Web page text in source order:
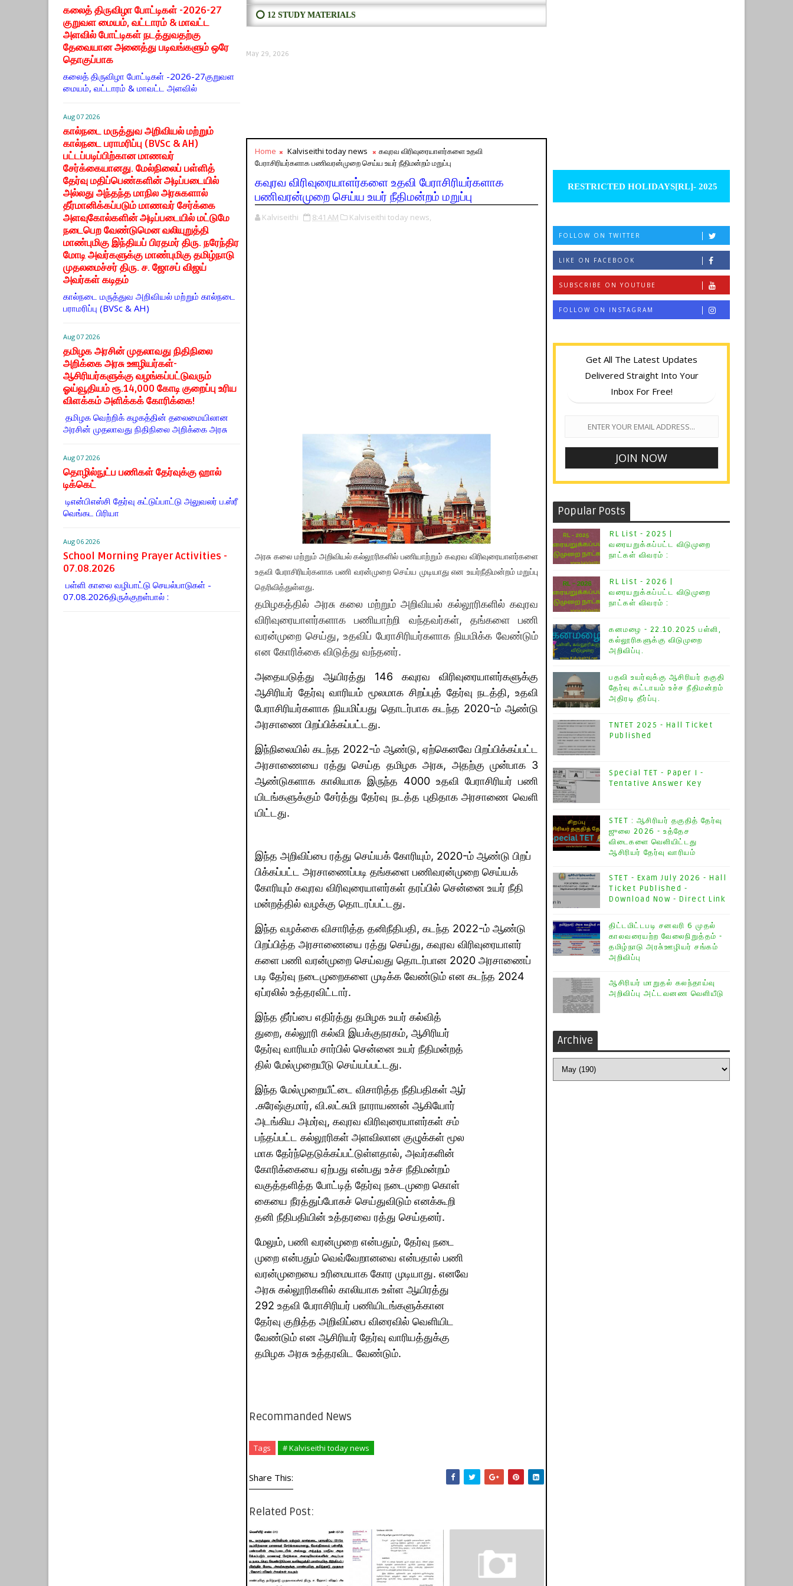
கலைத் திருவிழா போட்டிகள் -2026-27
குறுவள மையம், வட்டாரம் & மாவட்ட
அளவில் போட்டிகள் நடத்துவதற்கு
தேவையான அனைத்து படிவங்களும் ஒரே
தொகுப்பாக
கலைத் திருவிழா போட்டிகள் -2026-27குறுவள
மையம், வட்டாரம் & மாவட்ட அளவில்
Aug 07 2026
கால்நடை மருத்துவ அறிவியல் மற்றும்
கால்நடை பராமரிப்பு (BVSc & AH)
பட்டப்படிப்பிற்கான மாணவர்
சேர்க்கையானது. மேல்நிலைப் பள்ளித்
தேர்வு மதிப்பெண்களின் அடிப்படையில்
அல்லது அந்தந்த மாநில அரசுகளால்
தீர்மானிக்கப்படும் மாணவர் சேர்க்கை
அளவுகோல்களின் அடிப்படையில் மட்டுமே
நடைபெற வேண்டுமென வலியுறுத்தி
மாண்புமிகு இந்தியப் பிரதமர் திரு. நரேந்திர
மோடி அவர்களுக்கு மாண்புமிகு தமிழ்நாடு
முதலமைச்சர் திரு. ச. ஜோசப் விஜய்
அவர்கள் கடிதம்
கால்நடை மருத்துவ அறிவியல் மற்றும் கால்நடை
பராமரிப்பு (BVSc & AH)
Aug 07 2026
தமிழக அரசின் முதலாவது நிதிநிலை
அறிக்கை அரசு ஊழியர்கள்-
ஆசிரியர்களுக்கு வழங்கப்பட்டுவரும்
ஓய்வூதியம் ரூ.14,000 கோடி குறைப்பு உரிய
விளக்கம் அளிக்கக் கோரிக்கை!
தமிழக வெற்றிக் கழகத்தின் தலைமையிலான
அரசின் முதலாவது நிதிநிலை அறிக்கை அரசு
Aug 07 2026
தொழில்நுட்ப பணிகள் தேர்வுக்கு ஹால் ​
டிக்கெட்
டிஎன்​பிஎஸ்சி தேர்வு கட்​டுப்​பாட்டு அலு​வலர் ப.ஸ்ரீ
வெங்கட பிரியா
Aug 06 2026
School Morning Prayer Activities -
07.08.2026
பள்ளி காலை வழிபாட்டு செயல்பாடுகள் -
07.08.2026திருக்குறள்பால் :
⭕ 12 STUDY MATERIALS
May 29, 2026
Home Kalviseithi today news
கவுரவ விரிவுரையாளர்களை உதவி
பேராசிரியர்களாக பணிவரன்முறை செய்ய உயர் நீதிமன்றம் மறுப்பு
கவுரவ விரிவுரையாளர்களை உதவி பேராசிரியர்களாக
பணிவரன்முறை செய்ய உயர் நீதிமன்றம் மறுப்பு
Kalviseithi 8:41 AM Kalviseithi today news,
அரசு கலை மற்​றும் அறி​வியல் கல்​லூரி​களில் பணி​யாற்​றும் கவுரவ விரிவுரை​யாளர்​களை
உதவி பேராசிரியர்​களாக பணி வரன்​முறை செய்ய முடி​யாது என உயர்நீதிமன்றம் மறுப்பு
தெரி​வித்​துள்ளது.
தமிழகத்​தில் அரசு கலை மற்​றும் அறி​வியல் கல்​லூரி​களில் கவுரவ
விரிவுரை​யாளர்​களாக பணி​யாற்றி வந்​தவர்​கள், தங்​களை பணி
வரன்​முறை செய்​து, உதவிப் பேராசிரியர்​களாக நியமிக்க வேண்​டும்
என கோரிக்கை விடுத்து வந்​தனர்.
அதையடுத்து ஆயிரத்து 146 கவுரவ விரிவுரை​யாளர்​களுக்கு
ஆசிரியர் தேர்வு வாரி​யம் மூல​மாக சிறப்​புத் தேர்வு நடத்​தி, உதவி
பேராசிரியர்​களாக நியமிப்​பது தொடர்​பாக கடந்த 2020-ம் ஆண்டு
அரசாணை பிறப்​பிக்​கப்​பட்​டது.
இந்​நிலை​யில் கடந்த 2022-ம் ஆண்​டு, ஏற்​கெனவே பிறப்​பிக்​கப்​பட்ட
அரசாணையை ரத்து செய்த தமிழக அரசு, அதற்கு முன்​பாக 3
ஆண்​டு​களாக காலி​யாக இருந்த 4000 உதவி பேராசிரியர் பணி​
யிடங்​களுக்​கும் சேர்த்து தேர்வு நடத்த புதி​தாக அரசாணை வெளி​
யிட்​டது.
இந்த அறி​விப்பை ரத்து செய்​யக் கோரி​யும், 2020-ம் ஆண்டு பிறப்​
பிக்​கப்​பட்ட அரசாணைப்​படி தங்​களை பணிவரன்​முறை செய்​யக்​
கோரியும் கவுரவ விரிவுரை​யாளர்​கள் தரப்​பில் சென்னை உயர் நீதி​
மன்​றத்​தில் வழக்கு தொடரப்​பட்​டது.
இந்த வழக்கை விசா​ரித்த தனிநீதிப​தி, கடந்த 2022-ம் ஆண்டு
பிறப்​பித்த அரசாணையை ரத்து செய்​து, கவுரவ விரிவுரை​யாளர்​
களை பணி வரன்​முறை செய்​வது தொடர்​பான 2020 அரசாணைப்​
படி தேர்வு நடை​முறை​களை முடிக்க வேண்​டும் என கடந்த 2024
ஏப்​ரலில் உத்​தர​விட்​டார்.
இந்த தீர்ப்பை எதிர்த்து தமிழக உயர் கல்​வித்
துறை, கல்​லூரி கல்வி இயக்​குநரகம், ஆசிரியர்
தேர்வு வாரி​யம் சார்​பில் சென்னை உயர் நீதி​மன்​றத்​
தில் மேல்​முறை​யீடு செய்​யப்​பட்​டது.
இந்த மேல்​முறை​யீட்டை விசா​ரித்த நீதிப​தி​கள் ஆர்​
.சுரேஷ்கு​மார், வி.லட்​சுமி நாராயணன் ஆகியோர்
அடங்​கிய அமர்​வு, கவுரவ விரிவுரை​யாளர்​கள் சம்​
பந்​தப்​பட்ட கல்​லூரி​கள் அளவி​லான குழுக்​கள் மூல​
மாக தேர்ந்​தெடுக்​கப்​பட்​டுள்​ள​தால், அவர்​களின்
கோரிக்​கையை ஏற்​பது என்​பது உச்ச நீதி​மன்​றம்
வகுத்​தளித்த போட்​டித் தேர்வு நடை​முறை கொள்​
கையை நீரத்​துப்​போகச் செய்​து​விடும் எனக்​கூறி
தனி நீதிப​தி​யின் உத்​தரவை ரத்து செய்​தனர்.
மேலும், பணி வரன்​முறை என்​பதும், தேர்வு நடை​
முறை என்​பதும் வெவ்​வேறானவை என்​ப​தால் பணி
வரன்​முறையை உரிமை​யாக கோர முடி​யாது. எனவே
அரசு கல்​லூரி​களில் காலி​யாக உள்ள ஆயிரத்து
292 உதவி பேராசிரியர் பணி​யிடங்​களுக்​கான
தேர்வு குறித்த அறி​விப்பை விரை​வில் வெளி​யிட
வேண்​டும் என ஆசிரியர் தேர்வு வாரி​யத்​துக்கு
தமிழக அரசு உத்​தர​விட வேண்​டும்.
Recommanded News
Tags # Kalviseithi today news
Share This:
Related Post:
RESTRICTED HOLIDAYS[RL]- 2025
FOLLOW ON TWITTER
LIKE ON FACEBOOK
SUBSCRIBE ON YOUTUBE
FOLLOW ON INSTAGRAM
Get All The Latest Updates
Delivered Straight Into Your
Inbox For Free!
Popular Posts
RL List - 2025 |
வரையறுக்கப்பட்ட விடுமுறை
நாட்கள் விவரம் :
RL List - 2026 |
வரையறுக்கப்பட்ட விடுமுறை
நாட்கள் விவரம் :
கனமழை - 22.10.2025 பள்ளி,
கல்லூரிகளுக்கு விடுமுறை
அறிவிப்பு.
பதவி உயர்வுக்கு ஆசிரியர் தகுதி
தேர்வு கட்டாயம் உச்ச நீதிமன்றம்
அதிரடி தீர்ப்பு.
TNTET 2025 - Hall Ticket
Published
Special TET - Paper I -
Tentative Answer Key
STET : ஆசிரியர் தகுதித் தேர்வு
ஜுலை 2026 - உத்தேச
விடைகளை வெளியிட்டது
ஆசிரியர் தேர்வு வாரியம்
STET - Exam July 2026 - Hall
Ticket Published -
Download Now - Direct Link
திட்டமிட்டபடி சனவரி 6 முதல்
காலவரையற்ற வேலைநிறுத்தம் -
தமிழ்நாடு அரசு்ஊழியர் சங்கம்
அறிவிப்பு
ஆசிரியர் மாறுதல் கலந்தாய்வு
அறிவிப்பு அட்டவனண வெளியீடு
Archive